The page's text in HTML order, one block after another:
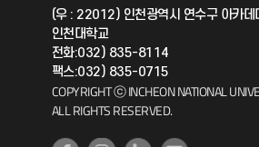
공자아카데미
기초교육원
(우 : 22012) 인천광역시 연수구 아카
인천대학교
전화:032) 835-8114
팩스:032) 835-0715
COPYRIGHT ⓒ INCHEON NATIONAL
ALL RIGHTS RESERVED.